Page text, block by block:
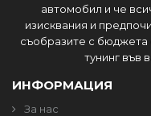
автомобил и че
изисквания и
съобразите с бюджета
тунинг във
ИНФОРМАЦИЯ
За нас